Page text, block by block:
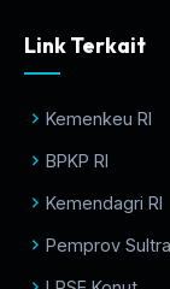
Link Terkait
Kemenkeu RI
BPKP RI
Kemendagri RI
Pemprov Sultra